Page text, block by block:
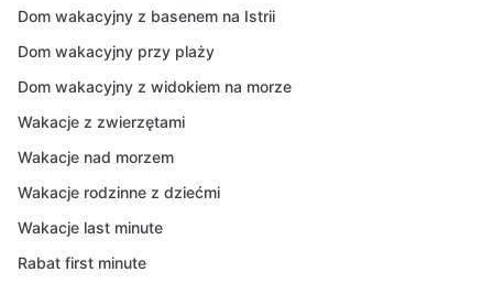
Dom wakacyjny z basenem na Istrii
Dom wakacyjny przy plaży
Dom wakacyjny z widokiem na morze
Wakacje z zwierzętami
Wakacje nad morzem
Wakacje rodzinne z dziećmi
Wakacje last minute
Rabat first minute